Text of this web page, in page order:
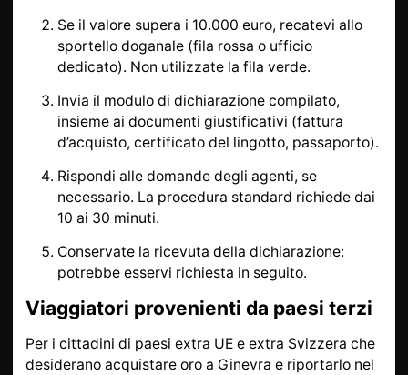
Se il valore supera i 10.000 euro, recatevi allo
sportello doganale (fila rossa o ufficio
dedicato). Non utilizzate la fila verde.
Invia il modulo di dichiarazione compilato,
insieme ai documenti giustificativi (fattura
d’acquisto, certificato del lingotto, passaporto).
Rispondi alle domande degli agenti, se
necessario. La procedura standard richiede dai
10 ai 30 minuti.
Conservate la ricevuta della dichiarazione:
potrebbe esservi richiesta in seguito.
Viaggiatori provenienti da paesi terzi
Per i cittadini di paesi extra UE e extra Svizzera che
desiderano acquistare oro a Ginevra e riportarlo nel